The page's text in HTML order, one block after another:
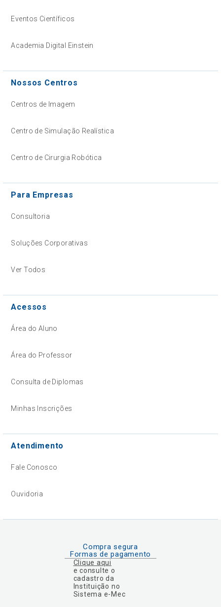
Eventos Científicos
Academia Digital Einstein
Nossos Centros
Centros de Imagem
Centro de Simulação Realística
Centro de Cirurgia Robótica
Para Empresas
Consultoria
Soluções Corporativas
Ver Todos
Acessos
Área do Aluno
Área do Professor
Consulta de Diplomas
Minhas Inscrições
Atendimento
Fale Conosco
Ouvidoria
Compra segura
Formas de pagamento
Clique aqui
e consulte o
cadastro da
Instituição no
Sistema e-Mec